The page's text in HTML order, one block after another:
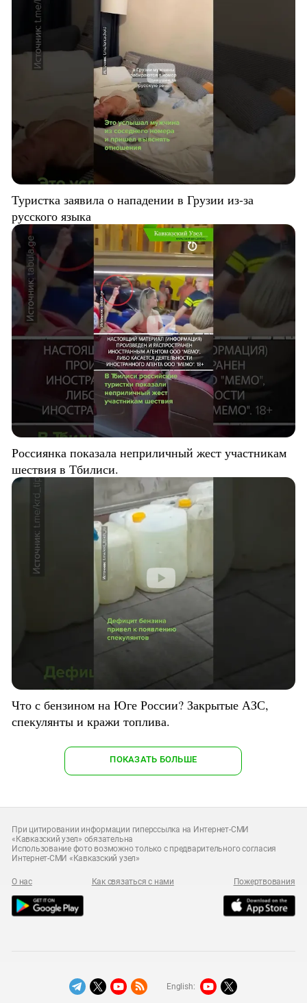
Туристка заявила о нападении в Грузии из-за
русского языка
Россиянка показала неприличный жест участникам
шествия в Тбилиси.
Что с бензином на Юге России? Закрытые АЗС,
спекулянты и кражи топлива.
ПОКАЗАТЬ БОЛЬШЕ
При цитировании информации гиперссылка на Интернет-СМИ
«Кавказский узел» обязательна
Использование фото возможно только с предварительного согласия
Интернет-СМИ «Кавказский узел»
О нас Как связаться с нами Пожертвования
English: